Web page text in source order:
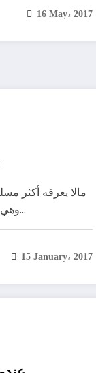
16 May، 2017
وهي دولة شرق آسيوية تمثل نسبة…
15 January، 2017